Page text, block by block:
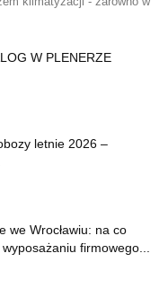
W PLENERZE
letnie 2026 –
we Wrocławiu: na co
firmowego...